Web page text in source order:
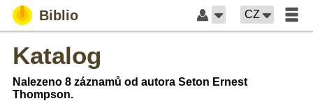
Biblio CZ
Katalog
Nalezeno 8 záznamů od autora Seton Ernest
Thompson.